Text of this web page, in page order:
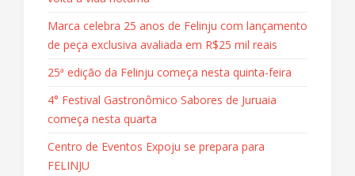
Marca celebra 25 anos de Felinju com lançamento
de peça exclusiva avaliada em R$25 mil reais
25ª edição da Felinju começa nesta quinta-feira
4° Festival Gastronômico Sabores de Juruaia
começa nesta quarta
Centro de Eventos Expoju se prepara para
FELINJU